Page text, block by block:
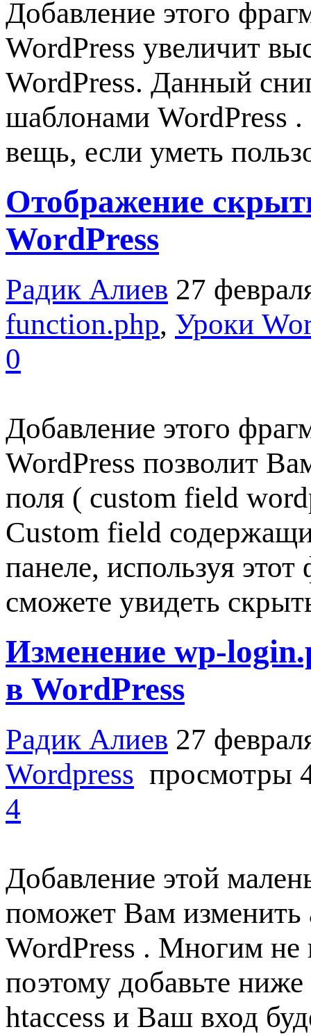
Добавление этого
WordPress увеличит
WordPress. Данный
шаблонами WordPress
вещь, если уметь
Отображение
WordPress
Радик Алиев 27
function.php, Уроки
0
Добавление этого
WordPress позволит
поля ( custom field
Custom field
панеле, используя
сможете увидеть
Изменение wp-
в WordPress
Радик Алиев 27
Wordpress просмотры
4
Добавление этой
поможет Вам изменить
WordPress . Многим не
поэтому добавьте
htaccess и Ваш вход